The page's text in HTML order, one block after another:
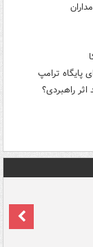
پایگاه ترامپ
راهبردی؟